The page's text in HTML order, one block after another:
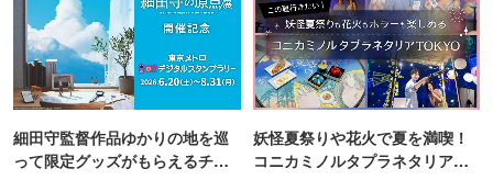
細田守監督作品ゆかりの地を巡
って限定グッズがもらえるチャ
妖怪夏祭りや花火で夏を満喫！
コニカミノルタプラネタリア